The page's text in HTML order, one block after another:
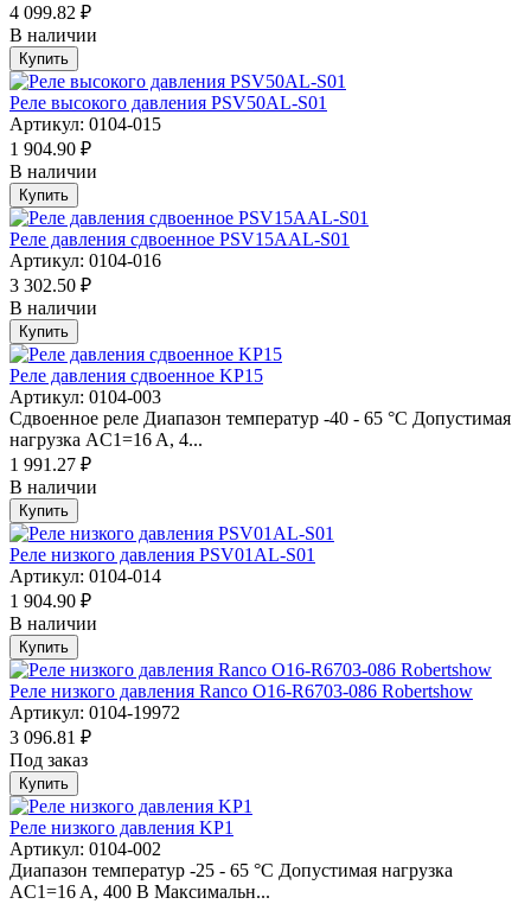
4 099.82 ₽
В наличии
Купить
Реле высокого давления PSV50AL-S01
Артикул: 0104-015
1 904.90 ₽
В наличии
Купить
Реле давления сдвоенное PSV15AAL-S01
Артикул: 0104-016
3 302.50 ₽
В наличии
Купить
Реле давления сдвоенное KP15
Артикул: 0104-003
Сдвоенное реле Диапазон температур -40 - 65 °C Допустимая
нагрузка AC1=16 A, 4...
1 991.27 ₽
В наличии
Купить
Реле низкого давления PSV01AL-S01
Артикул: 0104-014
1 904.90 ₽
В наличии
Купить
Реле низкого давления Ranco O16-R6703-086 Robertshow
Артикул: 0104-19972
3 096.81 ₽
Под заказ
Купить
Реле низкого давления KP1
Артикул: 0104-002
Диапазон температур -25 - 65 °C Допустимая нагрузка
AC1=16 A, 400 В Максимальн...